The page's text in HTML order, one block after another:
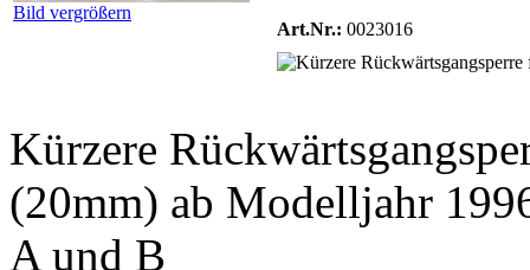
Bild vergrößern
Art.Nr.: 0023016
Kürzere
(20mm) ab Modelljahr
A und B